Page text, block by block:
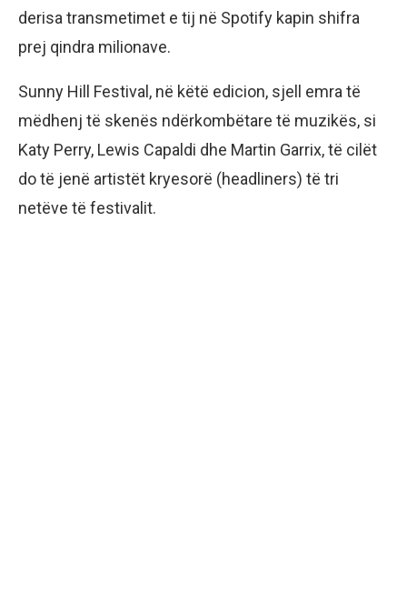
derisa transmetimet e tij në Spotify kapin shifra
prej qindra milionave.
Sunny Hill Festival, në këtë edicion, sjell emra të
mëdhenj të skenës ndërkombëtare të muzikës, si
Katy Perry, Lewis Capaldi dhe Martin Garrix, të cilët
do të jenë artistët kryesorë (headliners) të tri
netëve të festivalit.